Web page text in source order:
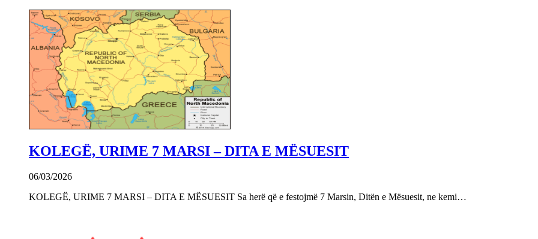
KOLEGË, URIME 7 MARSI – DITA E MËSUESIT
06/03/2026
KOLEGË, URIME 7 MARSI – DITA E MËSUESIT Sa herë që e festojmë 7 Marsin, Ditën e Mësuesit, ne kemi…